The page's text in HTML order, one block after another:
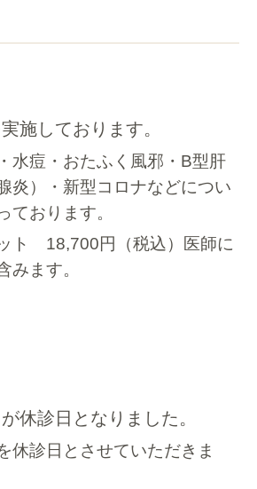
施しております。
水痘・おたふく風邪・B型肝
炎）・新型コロナなどについ
ております。
ト 18,700円（税込）医師に
みます。
休診日となりました。
休診日とさせていただきま